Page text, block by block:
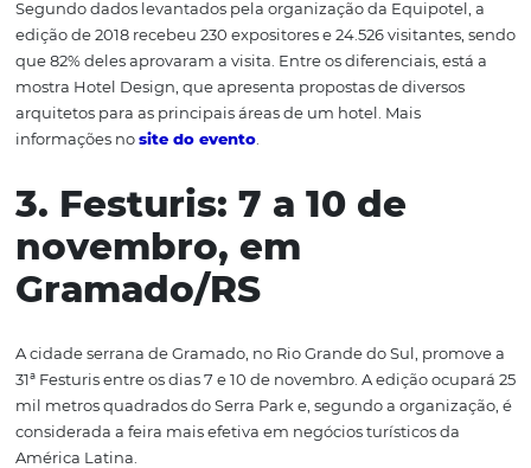
setembro, em São
Paulo/SP
evento acontece entre os dias 10 e 13 de setembro, na
Expo, e promete uma ampla exposição setorizada, com
oferta de experiências e extensa programação.
edição de 2018 recebeu 230 expositores e 24.526
que 82% deles aprovaram a visita. Entre os diferenciais,
mostra Hotel Design, que apresenta propostas de
arquitetos para as principais áreas de um hotel. Mais